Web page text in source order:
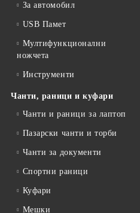
За автомобил
USB Памет
Мултифункционални
ножчета
Инструменти
Чанти, раници и куфари
Чанти и раници за лаптоп
Пазарски чанти и торби
Чанти за документи
Спортни раници
Куфари
Мешки